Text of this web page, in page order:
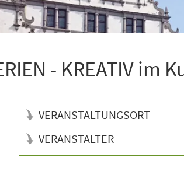
- KREATIV im
VERANSTALTUNGSORT
VERANSTALTER